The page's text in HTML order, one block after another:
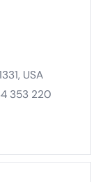
USA
353 220